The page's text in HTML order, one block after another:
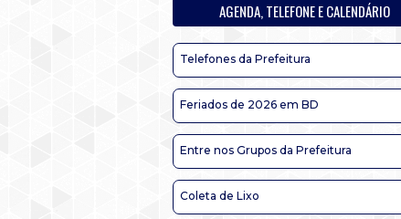
AGENDA, TELEFONE E CALENDÁRIO
Telefones da Prefeitura
Feriados de 2026 em BD
Entre nos Grupos da Prefeitura
Coleta de Lixo